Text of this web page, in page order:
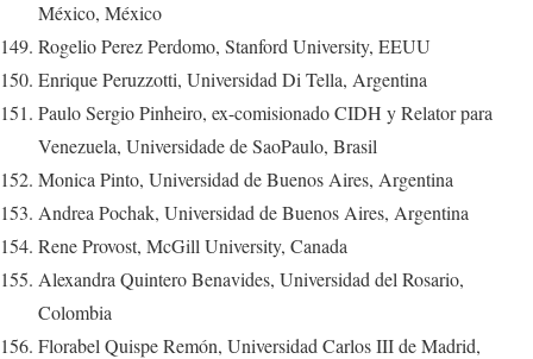
México, México
Rogelio Perez Perdomo, Stanford University, EEUU
Enrique Peruzzotti, Universidad Di Tella, Argentina
Paulo Sergio Pinheiro, ex-comisionado CIDH y Relator para
Venezuela, Universidade de SaoPaulo, Brasil
Monica Pinto, Universidad de Buenos Aires, Argentina
Andrea Pochak, Universidad de Buenos Aires, Argentina
Rene Provost, McGill University, Canada
Alexandra Quintero Benavides, Universidad del Rosario,
Colombia
Florabel Quispe Remón, Universidad Carlos III de Madrid,